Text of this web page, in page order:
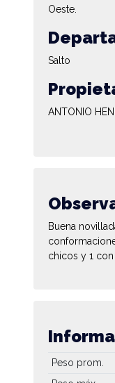
Oeste.
Salto
ANTONIO
Buena
chicos y 1 con
Peso prom.